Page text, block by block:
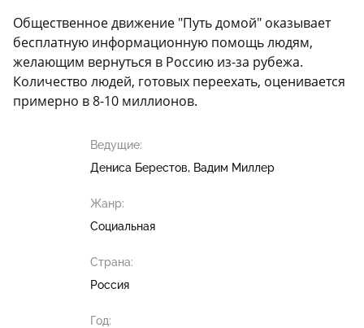
Общественное движение "Путь домой" оказывает
бесплатную информационную помощь людям,
желающим вернуться в Россию из-за рубежа.
Количество людей, готовых переехать, оценивается
примерно в 8-10 миллионов.
Ведущие:
Дениса Берестов
Вадим Миллер
Жанр:
Социальная
Страна:
Россия
Год: